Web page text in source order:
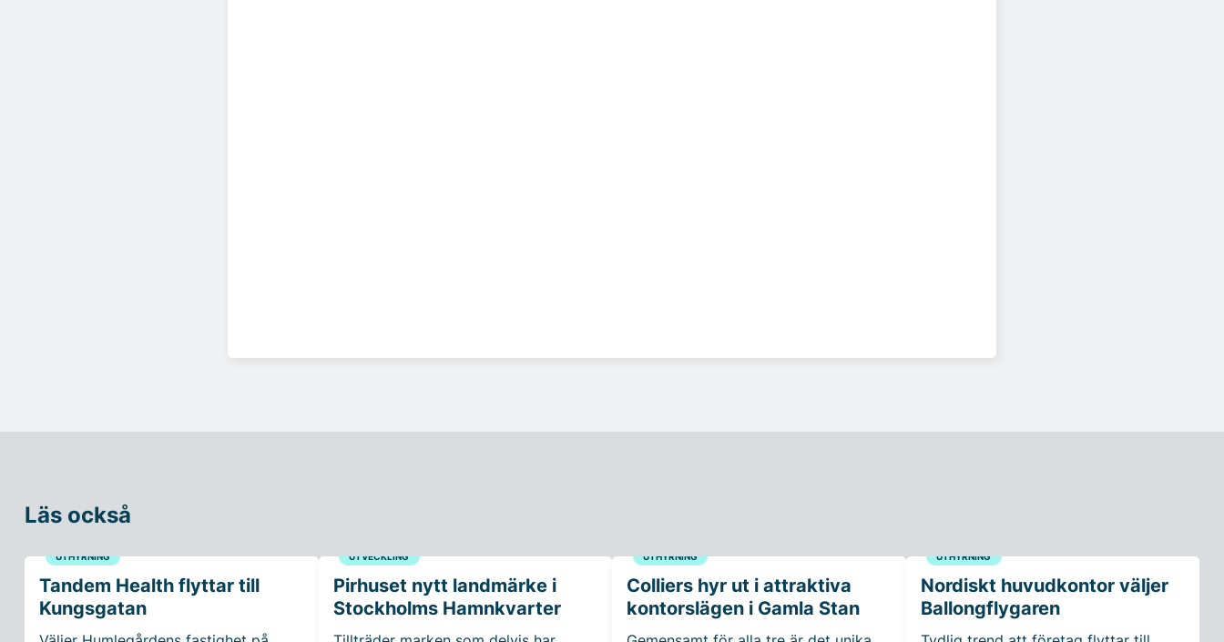
Läs också
UTHYRNING
Tandem Health flyttar till
Kungsgatan
UTVECKLING
Pirhuset nytt landmärke i
Stockholms Hamnkvarter
UTHYRNING
Colliers hyr ut i attraktiva
kontorslägen i Gamla Stan
UTHYRNING
Nordiskt huvudkontor väljer
Ballongflygaren